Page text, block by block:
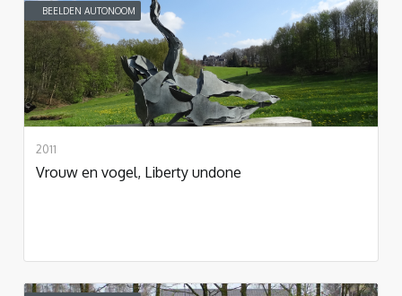
BEELDEN AUTONOOM
2011
Vrouw en vogel, Liberty undone